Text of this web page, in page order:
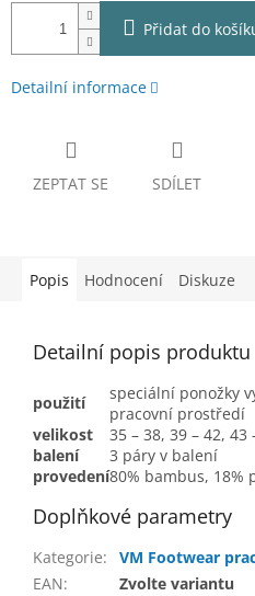
Přidat do
Detailní informace
ZEPTAT SE SDÍLET
Popis Hodnocení Diskuze
Detailní popis produktu
použití
speciální ponožky
pracovní prostředí
velikost
35 – 38, 39 – 42, 43
balení
3 páry v balení
provedení80% bambus, 18%
Doplňkové parametry
Kategorie:
VM Footwear
EAN: Zvolte variantu